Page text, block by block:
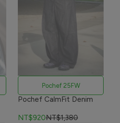
Pochef 25FW
Pochef CalmFit Denim
NT$920NT$1,380